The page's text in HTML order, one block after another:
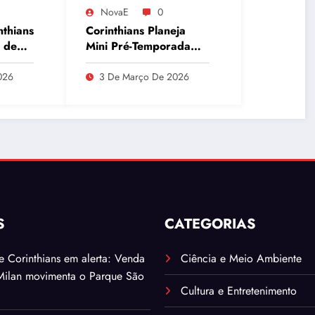
de
NovaE 0
Corinthians Planeja
Mini Pré-Temporada
para Maio e Busca
Recuperar Elenco e
3 De Março De 2026
Corinthians em alerta: Venda
movimenta o Parque São
CATEGORIAS
Ciência e Meio Ambiente
Cultura e Entretenimento